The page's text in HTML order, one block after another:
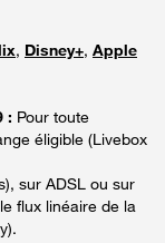
, Disney+, Apple
: Pour toute
éligible (Livebox
sur ADSL ou sur
flux linéaire de la